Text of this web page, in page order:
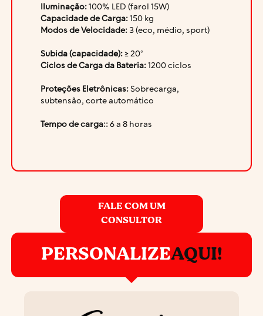
Iluminação:100% LED (farol 15W)
Capacidade de Carga:150 kg
Modos de Velocidade:3 (eco, médio, sport)
Subida (capacidade):≥ 20°
Ciclos de Carga da Bateria:1200 ciclos
Proteções Eletrônicas:Sobrecarga,
subtensão, corte automático
Tempo de carga::6 a 8 horas
FALE COM UM
CONSULTOR
PERSONALIZEAQUI!